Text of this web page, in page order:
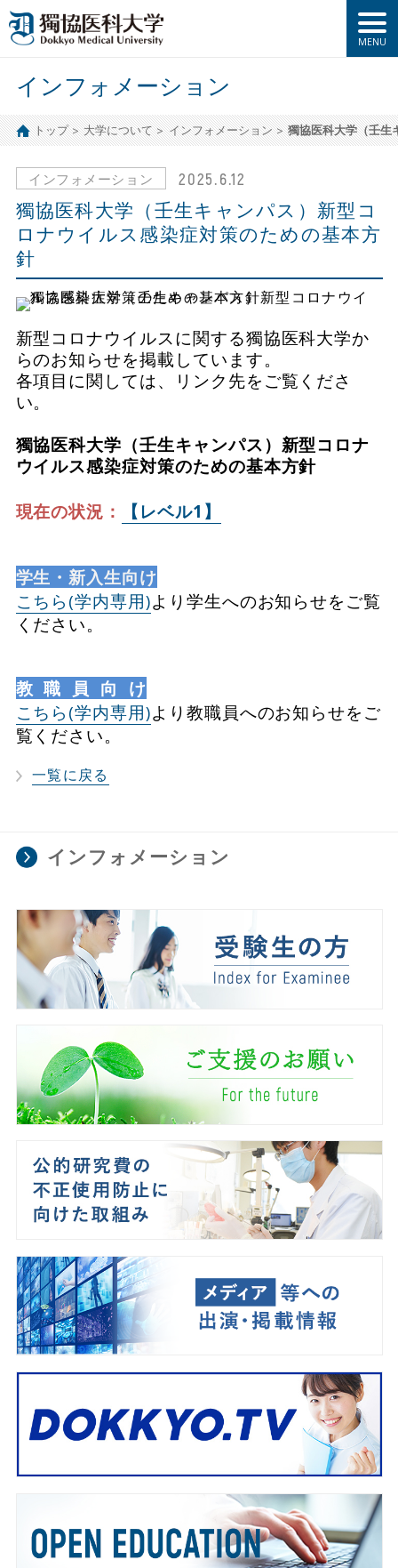
インフォメーション
トップ 大学について インフォメーション 獨協医科大学（壬生
インフォメーション 2025.6.12
獨協医科大学（壬生キャンパス）新型コ
ロナウイルス感染症対策のための基本方
針
新型コロナウイルスに関する獨協医科大学か
らのお知らせを掲載しています。
各項目に関しては、リンク先をご覧くださ
い。
獨協医科大学（壬生キャンパス）新型コロナ
ウイルス感染症対策のための基本方針
現在の状況： 【レベル1】
学生・新入生向け
こちら(学内専用)より学生へのお知らせをご覧
ください。
教 職 員 向 け
こちら(学内専用)より教職員へのお知らせをご
覧ください。
一覧に戻る
インフォメーション